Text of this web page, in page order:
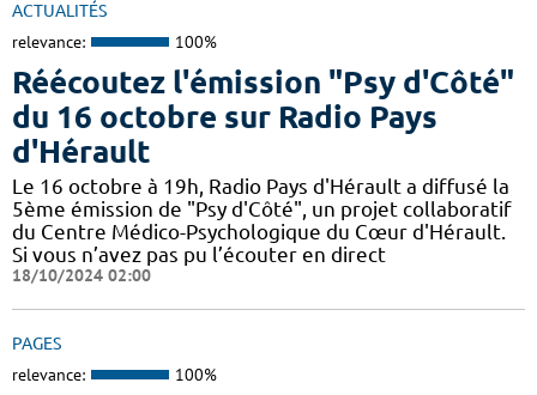
ACTUALITÉS
relevance: 100%
Réécoutez l'émission "Psy d'Côté"
du 16 octobre sur Radio Pays
d'Hérault
Le 16 octobre à 19h, Radio Pays d'Hérault a diffusé la
5ème émission de "Psy d'Côté", un projet collaboratif
du Centre Médico-Psychologique du Cœur d'Hérault.
Si vous n’avez pas pu l’écouter en direct
18/10/2024 02:00
PAGES
relevance: 100%